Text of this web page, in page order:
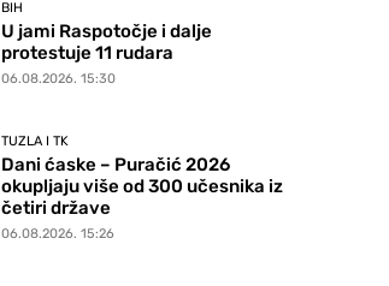
BIH
U jami Raspotočje i dalje
protestuje 11 rudara
06.08.2026. 15:30
TUZLA I TK
Dani ćaske – Puračić 2026
okupljaju više od 300 učesnika iz
četiri države
06.08.2026. 15:26